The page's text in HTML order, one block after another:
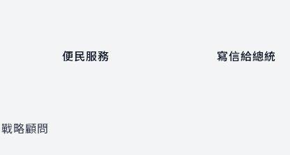
略顧問
便民服務 寫信給總統